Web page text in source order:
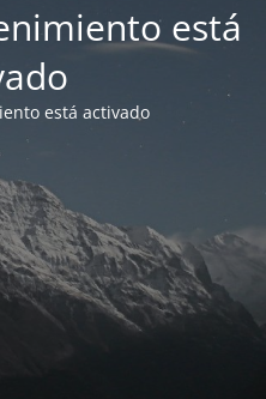
está
está activado